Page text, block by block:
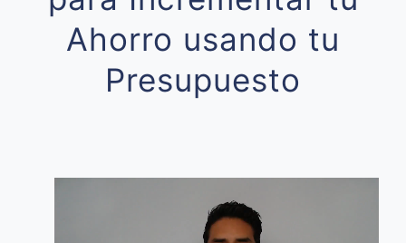
Ahorro usando tu
Presupuesto